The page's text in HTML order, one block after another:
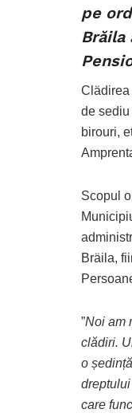
pe
Brăila
Clädirea
de sediu
birouri,
Scopul
Bräila,
”Noi am
clădiri.
o
care